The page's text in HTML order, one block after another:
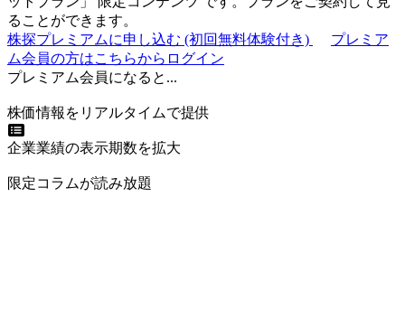
ることができます。
株探プレミアムに申し込む (初回無料体験付き)
プレミア
ム会員の方はこちらからログイン
プレミアム会員になると...
株価情報をリアルタイムで提供
企業業績の表示期数を拡大
限定コラムが読み放題